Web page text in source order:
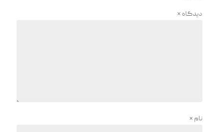
دیدگاه *
نام *